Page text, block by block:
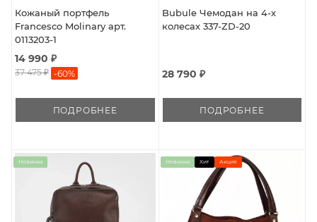
Кожаный портфель
Francesco Molinary арт.
0113203-1
14 990 ₽
37 475 ₽ -60%
ПОДРОБНЕЕ
Bubule Чемодан на 4-х
колесах 337-ZD-20
28 790 ₽
ПОДРОБНЕЕ
Новинка Новинка Хит Акция